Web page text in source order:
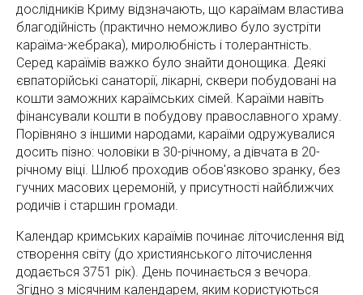
дослідників Криму відзначають, що караїмам властива
благодійність (практично неможливо було зустріти
караїма-жебрака), миролюбність і толерантність.
Серед караїмів важко було знайти донощика. Деякі
євпаторійські санаторії, лікарні, сквери побудовані на
кошти заможних караїмських сімей. Караїми навіть
фінансували кошти в побудову православного храму.
Порівняно з іншими народами, караїми одружувалися
досить пізно: чоловіки в 30-річному, а дівчата в 20-
річному віці. Шлюб проходив обов'язково зранку, без
гучних масових церемоній, у присутності найближчих
родичів і старшин громади.
Календар кримських караїмів починає літочислення від
створення світу (до християнського літочислення
додається 3751 рік). День починається з вечора.
Згідно з місячним календарем, яким користуються